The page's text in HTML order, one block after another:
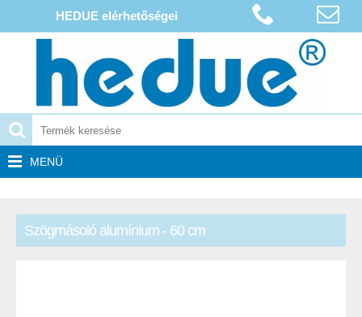
HEDUE elérhetőségei
MENÜ
Szögmásoló alumínium - 60 cm